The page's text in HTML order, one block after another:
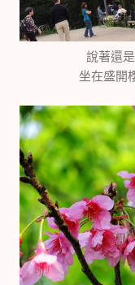
說著還
坐在盛開